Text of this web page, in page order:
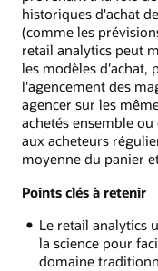
historiques d'achat
(comme les
retail analytics peut
les modèles d'achat,
l'agencement des
agencer sur les
achetés ensemble
aux acheteurs
moyenne du panier
Points clés à retenir
Le retail analytics
la science pour
domaine